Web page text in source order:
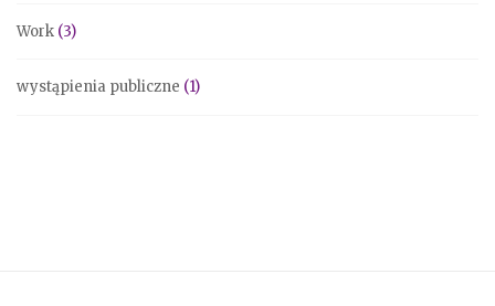
Work (3)
wystąpienia publiczne (1)